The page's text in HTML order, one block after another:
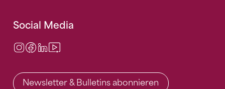
Social Media
Instagram
Facebook
LinkedIn
Newsletter & Bulletins abonnieren